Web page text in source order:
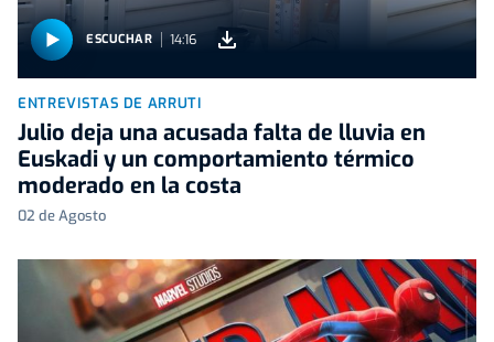
ESCUCHAR 14:16
ENTREVISTAS DE ARRUTI
Julio deja una acusada falta de lluvia en
Euskadi y un comportamiento térmico
moderado en la costa
02 de Agosto